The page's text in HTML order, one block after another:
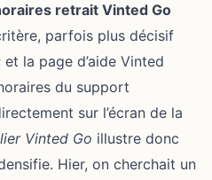
retrait Vinted Go
parfois plus décisif
et la page d’aide Vinted
du support
sur l’écran de la
Vinted Go illustre donc
Hier, on cherchait un